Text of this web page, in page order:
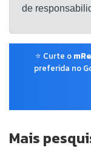
de
⭐ Curte o
preferida no
Mais